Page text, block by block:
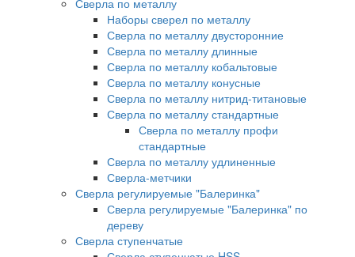
Сверла по металлу
Наборы сверел по металлу
Сверла по металлу двусторонние
Сверла по металлу длинные
Сверла по металлу кобальтовые
Сверла по металлу конусные
Сверла по металлу нитрид-титановые
Сверла по металлу стандартные
Сверла по металлу профи
стандартные
Сверла по металлу удлиненные
Сверла-метчики
Сверла регулируемые "Балеринка"
Сверла регулируемые "Балеринка" по
дереву
Сверла ступенчатые